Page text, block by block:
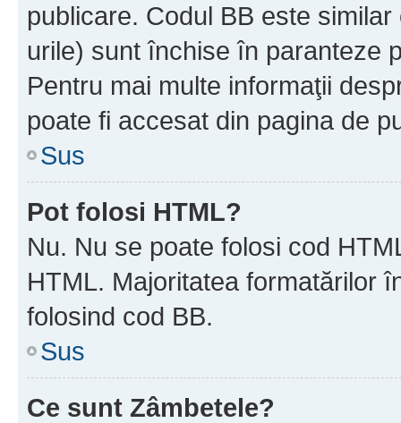
publicare. Codul BB este
urile) sunt închise în paranteze
Pentru mai multe informaţii
poate fi accesat din pagina de
Sus
Pot folosi HTML?
Nu. Nu se poate folosi cod
HTML. Majoritatea formatărilor
folosind cod BB.
Sus
Ce sunt Zâmbetele?